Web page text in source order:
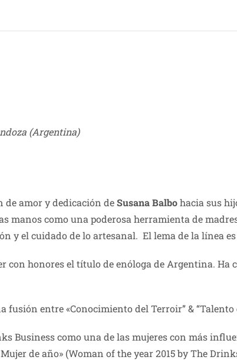
(Argentina)
de amor y dedicación deSusana Balbohacia sus
manos como una poderosa herramienta de
y el cuidado de lo artesanal. El lema de la línea es
con honores el título de enóloga de Argentina. Ha
fusión entre «Conocimiento del Terroir” &
Business como una de las mujeres con más
de año» (Woman of the year 2015 by The